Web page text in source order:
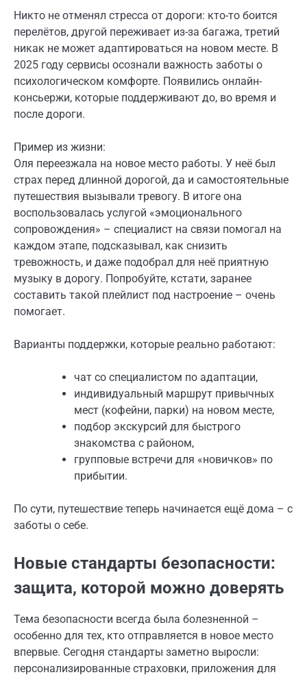
Никто не отменял стресса от дороги: кто-то боится
перелётов, другой переживает из-за багажа, третий
никак не может адаптироваться на новом месте. В
2025 году сервисы осознали важность заботы о
психологическом комфорте. Появились онлайн-
консьержи, которые поддерживают до, во время и
после дороги.
Пример из жизни:
Оля переезжала на новое место работы. У неё был
страх перед длинной дорогой, да и самостоятельные
путешествия вызывали тревогу. В итоге она
воспользовалась услугой «эмоционального
сопровождения» – специалист на связи помогал на
каждом этапе, подсказывал, как снизить
тревожность, и даже подобрал для неё приятную
музыку в дорогу. Попробуйте, кстати, заранее
составить такой плейлист под настроение – очень
помогает.
Варианты поддержки, которые реально работают:
чат со специалистом по адаптации,
индивидуальный маршрут привычных
мест (кофейни, парки) на новом месте,
подбор экскурсий для быстрого
знакомства с районом,
групповые встречи для «новичков» по
прибытии.
По сути, путешествие теперь начинается ещё дома – с
заботы о себе.
Новые стандарты безопасности:
защита, которой можно доверять
Тема безопасности всегда была болезненной –
особенно для тех, кто отправляется в новое место
впервые. Сегодня стандарты заметно выросли:
персонализированные страховки, приложения для